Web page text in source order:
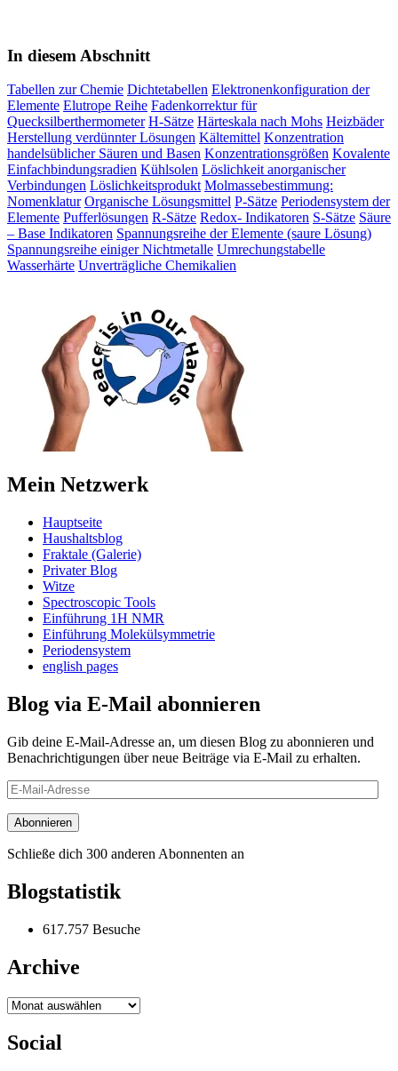
In diesem Abschnitt
Tabellen zur Chemie Dichtetabellen Elektronenkonfiguration der
Elemente Elutrope Reihe Fadenkorrektur für
Quecksilberthermometer H-Sätze Härteskala nach Mohs Heizbäder
Herstellung verdünnter Lösungen Kältemittel Konzentration
handelsüblicher Säuren und Basen Konzentrationsgrößen Kovalente
Einfachbindungsradien Kühlsolen Löslichkeit anorganischer
Verbindungen Löslichkeitsprodukt Molmassebestimmung:
Nomenklatur Organische Lösungsmittel P-Sätze Periodensystem der
Elemente Pufferlösungen R-Sätze Redox- Indikatoren S-Sätze Säure
– Base Indikatoren Spannungsreihe der Elemente (saure Lösung)
Spannungsreihe einiger Nichtmetalle Umrechungstabelle
Wasserhärte Unverträgliche Chemikalien
Mein Netzwerk
Hauptseite
Haushaltsblog
Fraktale (Galerie)
Privater Blog
Witze
Spectroscopic Tools
Einführung 1H NMR
Einführung Molekülsymmetrie
Periodensystem
english pages
Blog via E-Mail abonnieren
Gib deine E-Mail-Adresse an, um diesen Blog zu abonnieren und
Benachrichtigungen über neue Beiträge via E-Mail zu erhalten.
E-
Mail-
Adresse
Abonnieren
Schließe dich 300 anderen Abonnenten an
Blogstatistik
617.757 Besuche
Archive
Archive
Social